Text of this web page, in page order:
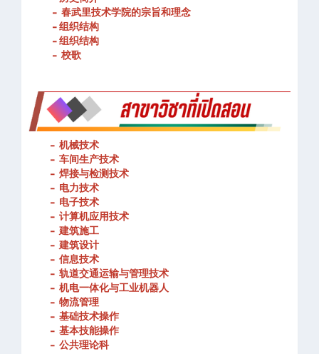
- 春武里技术学院的宗旨和理念
- 组织结构
- 组织结构
- 校歌
- 机械技术
- 车间生产技术
- 焊接与检测技术
- 电力技术
- 电子技术
- 计算机应用技术
-建筑施工
-建筑设计
- 信息技术
- 轨道交通运输与管理技术
- 机电一体化与工业机器人
- 物流管理
- 基础技术操作
- 基本技能操作
- 公共理论科